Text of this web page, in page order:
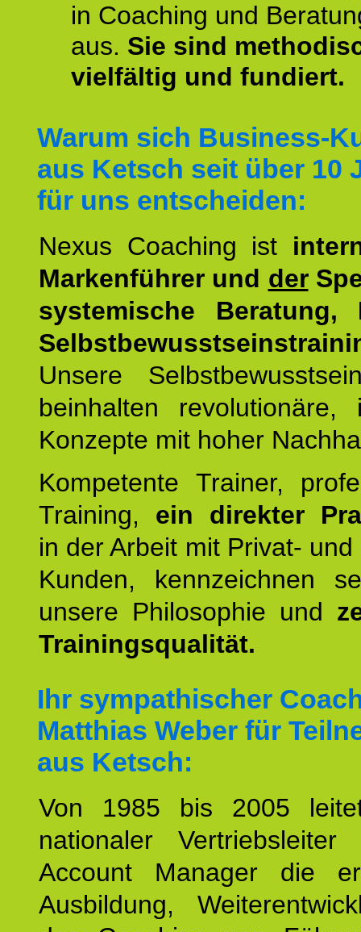
in Coaching und
aus. Sie sind
vielfältig und fundiert.
Warum sich Business-
aus Ketsch seit über 10
für uns entscheiden:
Nexus Coaching ist
Markenführer und der
systemische Beratung,
Unsere
beinhalten revolutionäre,
Konzepte mit hoher
Kompetente Trainer,
Training, ein direkter
in der Arbeit mit Privat-
Kunden, kennzeichnen
unsere Philosophie und
Trainingsqualität.
Ihr sympathischer
Matthias Weber für
aus Ketsch:
Von 1985 bis 2005
nationaler
Account Manager die
Ausbildung,